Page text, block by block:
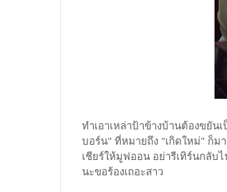
ทำเอาเหล่าป้าข้างบ้านต้องขยั
บอร์น" ที่หมายถึง "เกิดใหม่" ก็ม
เชียร์ให้มูฟออน อย่ารีเทิร์นกลับ
นะขอร้องเถอะสาว